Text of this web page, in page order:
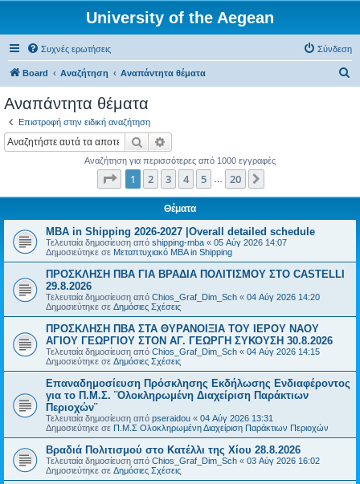
University of the Aegean
Συχνές ερωτήσεις Σύνδεση
Board Αναζήτηση Αναπάντητα θέματα
Αναπάντητα θέματα
Επιστροφή στην ειδική αναζήτηση
Αναζήτηση
Αναζήτηση για περισσότερες από 1000 εγγραφές
Σελίδα από20
1 2 3 4 5 20
Θέματα
MBA in Shipping 2026-2027 |Overall detailed schedule
Τελευταία δημοσίευση από shipping-mba « 05 Αύγ 2026 14:07
Δημοσιεύτηκε σε Μεταπτυχιακό MBA in Shipping
ΠΡΟΣΚΛΗΣΗ ΠΒΑ ΓΙΑ ΒΡΑΔΙΑ ΠΟΛΙΤΙΣΜΟΥ ΣΤΟ CASTELLI
29.8.2026
Τελευταία δημοσίευση από Chios_Graf_Dim_Sch « 04 Αύγ 2026 14:20
Δημοσιεύτηκε σε Δημόσιες Σχέσεις
ΠΡΟΣΚΛΗΣΗ ΠΒΑ ΣΤΑ ΘΥΡΑΝΟΙΞΙΑ ΤΟΥ ΙΕΡΟΥ ΝΑΟΥ
ΑΓΙΟΥ ΓΕΩΡΓΙΟΥ ΣΤΟΝ ΑΓ. ΓΕΩΡΓΗ ΣΥΚΟΥΣΗ 30.8.2026
Τελευταία δημοσίευση από Chios_Graf_Dim_Sch « 04 Αύγ 2026 14:15
Δημοσιεύτηκε σε Δημόσιες Σχέσεις
Επαναδημοσίευση Πρόσκλησης Εκδήλωσης Ενδιαφέροντος
για το Π.Μ.Σ. ¨Ολοκληρωμένη Διαχείριση Παράκτιων
Περιοχών¨
Τελευταία δημοσίευση από pseraidou « 04 Αύγ 2026 13:31
Δημοσιεύτηκε σε Π.Μ.Σ Ολοκληρωμένη Διαχείριση Παράκτιων Περιοχών
Βραδιά Πολιτισμού στο Κατέλλι της Χίου 28.8.2026
Τελευταία δημοσίευση από Chios_Graf_Dim_Sch « 03 Αύγ 2026 16:02
Δημοσιεύτηκε σε Δημόσιες Σχέσεις